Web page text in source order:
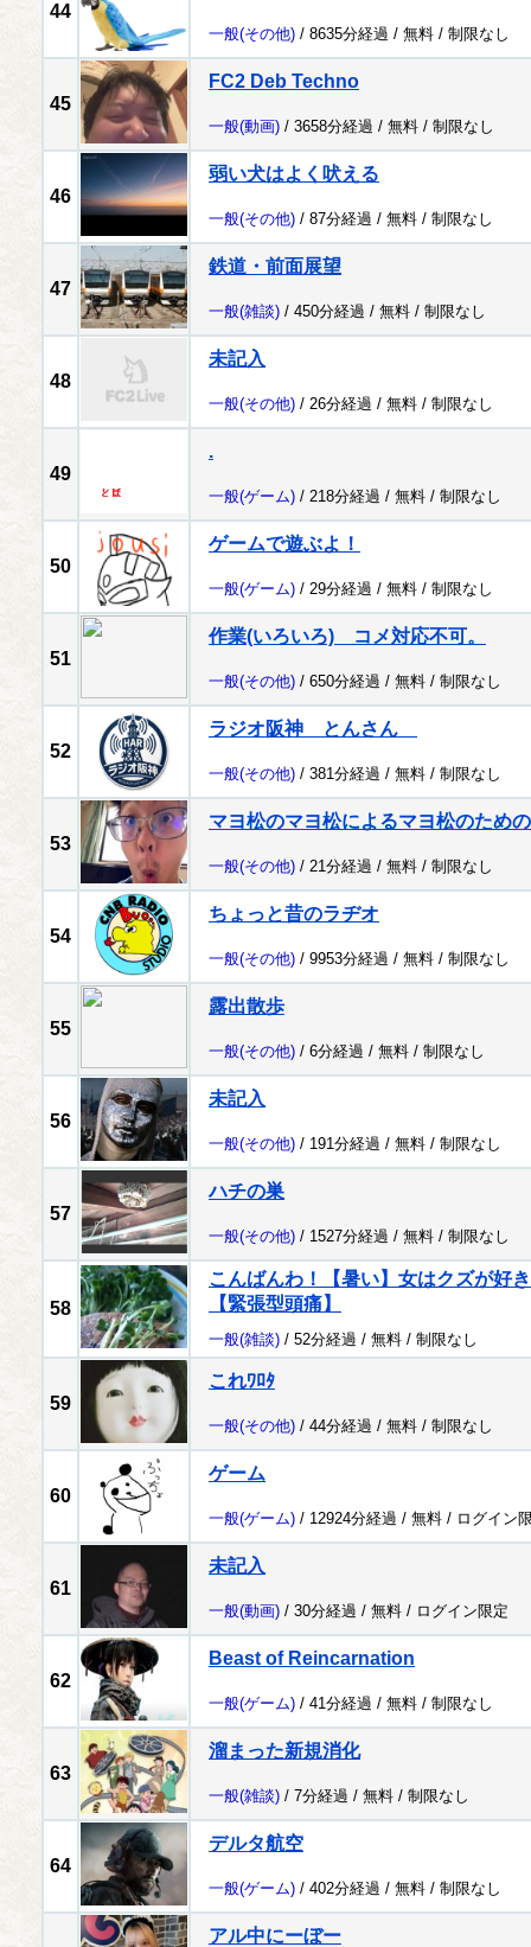
44
一般(その他) / 8635分経過 / 無料 / 制限なし
45
FC2 Deb Techno
一般(動画) / 3658分経過 / 無料 / 制限なし
46
弱い犬はよく吠える
一般(その他) / 87分経過 / 無料 / 制限なし
47
鉄道・前面展望
一般(雑談) / 450分経過 / 無料 / 制限なし
48
未記入
一般(その他) / 26分経過 / 無料 / 制限なし
49
.
一般(ゲーム) / 218分経過 / 無料 / 制限なし
50
ゲームで遊ぶよ！
一般(ゲーム) / 29分経過 / 無料 / 制限なし
51
作業(いろいろ) コメ対応不可。
一般(その他) / 650分経過 / 無料 / 制限なし
52
ラジオ阪神 とんさん
一般(その他) / 381分経過 / 無料 / 制限なし
53
マヨ松のマヨ松によるマヨ松のため
一般(その他) / 21分経過 / 無料 / 制限なし
54
ちょっと昔のラヂオ
一般(その他) / 9953分経過 / 無料 / 制限なし
55
露出散歩
一般(その他) / 6分経過 / 無料 / 制限なし
56
未記入
一般(その他) / 191分経過 / 無料 / 制限なし
57
ハチの巣
一般(その他) / 1527分経過 / 無料 / 制限なし
58
こんばんわ！【暑い】女はクズが好
【緊張型頭痛】
一般(雑談) / 52分経過 / 無料 / 制限なし
59
これﾜﾛﾀ
一般(その他) / 44分経過 / 無料 / 制限なし
60
ゲーム
一般(ゲーム) / 12924分経過 / 無料 / ログイン
61
未記入
一般(動画) / 30分経過 / 無料 / ログイン限定
62
Beast of Reincarnation
一般(ゲーム) / 41分経過 / 無料 / 制限なし
63
溜まった新規消化
一般(雑談) / 7分経過 / 無料 / 制限なし
64
デルタ航空
一般(ゲーム) / 402分経過 / 無料 / 制限なし
アル中にーぼー